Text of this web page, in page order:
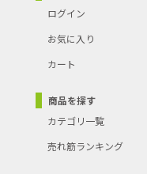
ログイン
お気に入り
カート
商品を探す
カテゴリ一覧
売れ筋ランキング